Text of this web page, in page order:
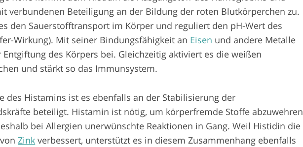
verbundenen Beteiligung an der Bildung der roten Blutkörperchen zu.
den Sauerstofftransport im Körper und reguliert den pH-Wert des
Wirkung). Mit seiner Bindungsfähigkeit an Eisen und andere Metalle
Entgiftung des Körpers bei. Gleichzeitig aktiviert es die weißen
und stärkt so das Immunsystem.
des Histamins ist es ebenfalls an der Stabilisierung der
beteiligt. Histamin ist nötig, um körperfremde Stoffe abzuwehren
bei Allergien unerwünschte Reaktionen in Gang. Weil Histidin die
Zink verbessert, unterstützt es in diesem Zusammenhang ebenfalls